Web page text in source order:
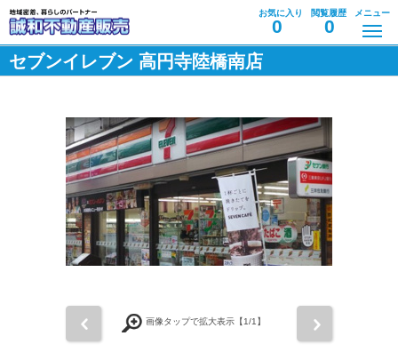
お気に入り
0
閲覧履歴
0
メニュー
セブンイレブン 高円寺陸橋南店
画像タップで拡大表示【1/1】